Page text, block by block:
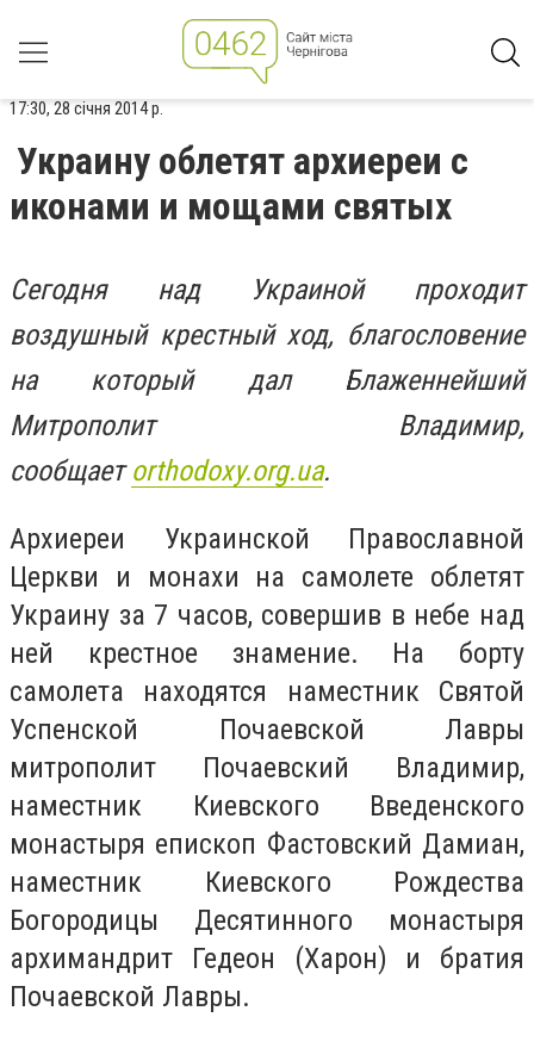
17:30, 28 січня 2014 р.
Украину облетят архиереи с
иконами и мощами святых
Сегодня над Украиной проходит
воздушный крестный ход, благословение
на который дал Блаженнейший
Митрополит Владимир,
сообщаетorthodoxy.org.ua.
Архиереи Украинской Православной
Церкви и монахи на самолете облетят
Украину за 7 часов, совершив в небе над
ней крестное знамение. На борту
самолета находятся наместник Святой
Успенской Почаевской Лавры
митрополит Почаевский Владимир,
наместник Киевского Введенского
монастыря епископ Фастовский Дамиан,
наместник Киевского Рождества
Богородицы Десятинного монастыря
архимандрит Гедеон (Харон) и братия
Почаевской Лавры.